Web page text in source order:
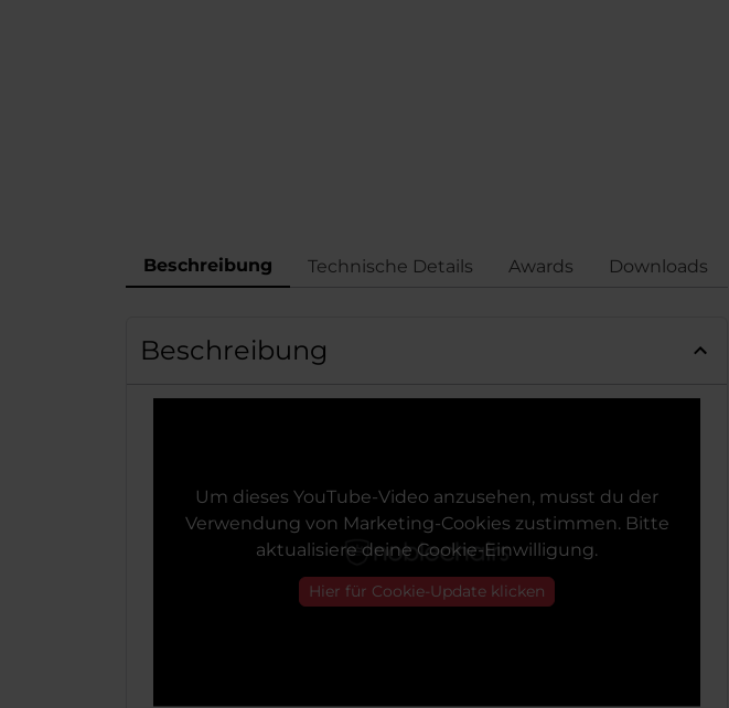
Beschreibung Technische Details Awards Downloads
Beschreibung
Um dieses YouTube-Video anzusehen, musst du der
Verwendung von Marketing-Cookies zustimmen. Bitte
aktualisiere deine Cookie-Einwilligung.
Hier für Cookie-Update klicken